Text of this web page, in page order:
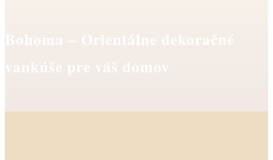
Bohoma – Orientálne dekoračné
vankúše pre váš domov